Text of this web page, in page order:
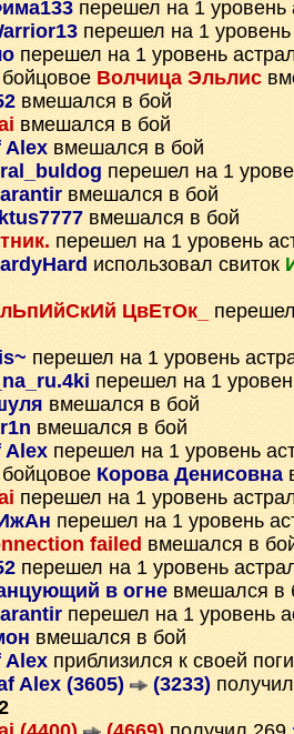
перешел на 1 уровень
перешел на 1
перешел на 1 уровень
Волчица Эльлис
вмешался в бой
вмешался в бой
Alex вмешался в бой
перешел на 1
вмешался в бой
вмешался в бой
перешел на 1 уровень
использовал свиток
ЦвЕтОк_
перешел на 1 уровень
перешел на 1
вмешался в бой
вмешался в бой
Alex перешел на 1 уровень
Корова Денисовна
перешел на 1 уровень
перешел на 1 уровень
failed вмешался в
перешел на 1 уровень
в огне вмешался в
перешел на 1 уровень
вмешался в бой
Alex приблизился к своей
Alex (3605) (3233)